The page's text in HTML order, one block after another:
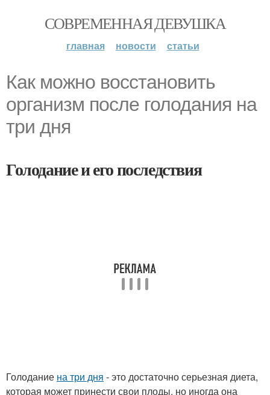
СОВРЕМЕННАЯ ДЕВУШКА
главная новости статьи
Как можно восстановить
организм после голодания на
три дня
Голодание и его последствия
Голодание на три дня - это достаточно серьезная диета,
которая может принести свои плоды, но иногда она